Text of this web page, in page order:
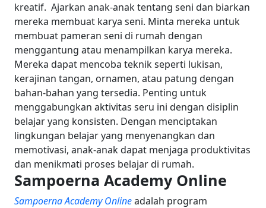
kreatif. Ajarkan anak-anak tentang seni dan biarkan
mereka membuat karya seni. Minta mereka untuk
membuat pameran seni di rumah dengan
menggantung atau menampilkan karya mereka.
Mereka dapat mencoba teknik seperti lukisan,
kerajinan tangan, ornamen, atau patung dengan
bahan-bahan yang tersedia. Penting untuk
menggabungkan aktivitas seru ini dengan disiplin
belajar yang konsisten. Dengan menciptakan
lingkungan belajar yang menyenangkan dan
memotivasi, anak-anak dapat menjaga produktivitas
dan menikmati proses belajar di rumah.
Sampoerna Academy Online
Sampoerna Academy Onlineadalah program